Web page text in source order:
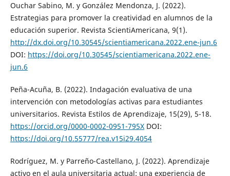
Ouchar Sabino, M. y González Mendonza, J. (2022).
Estrategias para promover la creatividad en alumnos de la
educación superior. Revista ScientiAmericana, 9(1).
http://dx.doi.org/10.30545/scientiamericana.2022.ene-jun.6
DOI: https://doi.org/10.30545/scientiamericana.2022.ene-
jun.6
Peña-Acuña, B. (2022). Indagación evaluativa de una
intervención con metodologías activas para estudiantes
universitarios. Revista Estilos de Aprendizaje, 15(29), 5-18.
https://orcid.org/0000-0002-0951-795XDOI:
https://doi.org/10.55777/rea.v15i29.4054
Rodríguez, M. y Parreño-Castellano, J. (2022). Aprendizaje
activo en el aula universitaria actual: una experiencia de